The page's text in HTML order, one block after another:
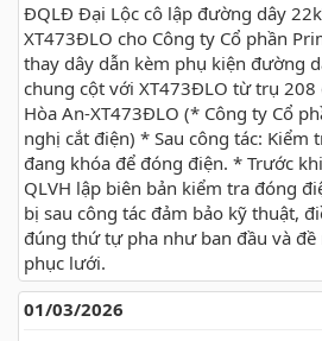
ĐQLĐ Đại Lộc cô lập đường dây
XT473ĐLO cho Công ty Cổ phần
thay dây dẫn kèm phụ kiện đường
chung cột với XT473ĐLO từ trụ 208
Hòa An-XT473ĐLO (* Công ty Cổ
nghị cắt điện) * Sau công tác: Kiểm
đang khóa để đóng điện. * Trước
QLVH lập biên bản kiểm tra đóng
bị sau công tác đảm bảo kỹ thuật,
đúng thứ tự pha như ban đầu và
phục lưới.
01/03/2026